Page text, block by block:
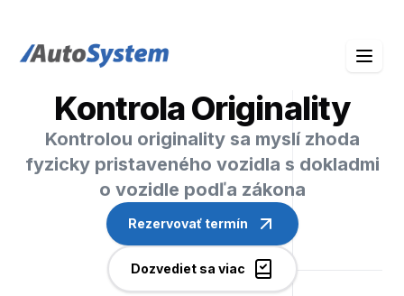
auto-system logo
Kontrola Originality
Kontrolou originality sa myslí zhoda
fyzicky pristaveného vozidla s dokladmi
o vozidle podľa zákona
Rezervovať termín
Dozvediet sa viac